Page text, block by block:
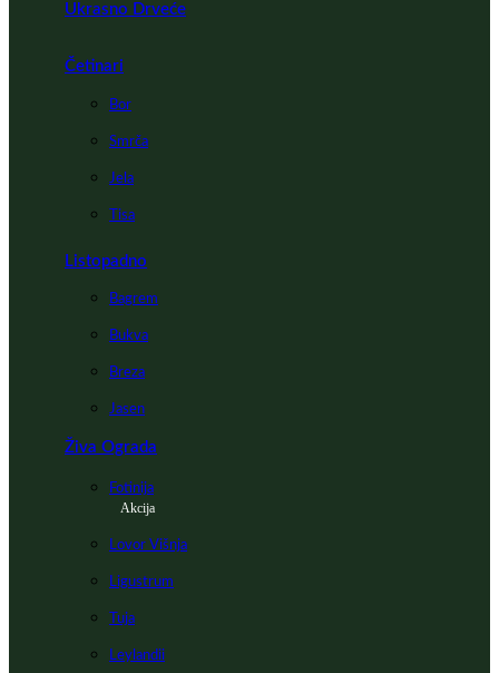
Ukrasno Drveće
Četinari
Bor
Smrča
Jela
Tisa
Listopadno
Bagrem
Bukva
Breza
Jasen
Živa Ograda
Fotinija
Akcija
Lovor Višnja
Ligustrum
Tuja
Leylandii